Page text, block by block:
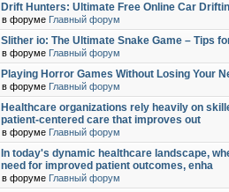
Drift Hunters: Ultimate Free Online Car
в форуме Главный форум
Slither io: The Ultimate Snake Game – Tips
в форуме Главный форум
Playing Horror Games Without Losing Your
в форуме Главный форум
Healthcare organizations rely heavily on
patient-centered care that improves out
в форуме Главный форум
In today's dynamic healthcare landscape,
need for improved patient outcomes, enha
в форуме Главный форум